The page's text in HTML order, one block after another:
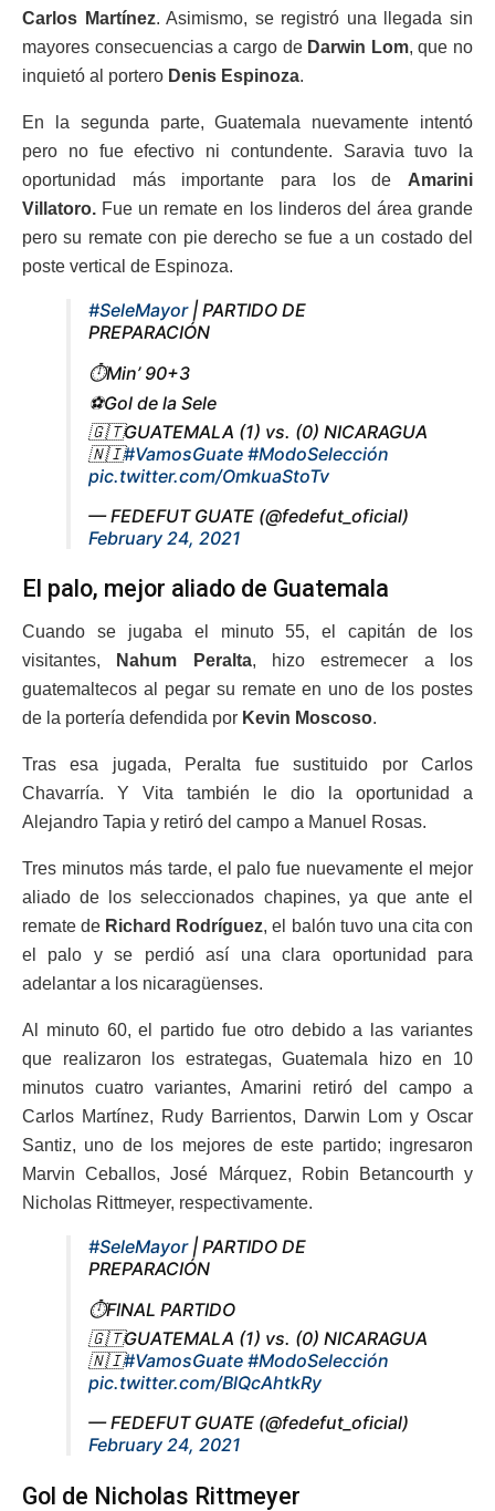
Carlos Martínez. Asimismo, se registró una llegada sin
mayores consecuencias a cargo de Darwin Lom, que no
inquietó al portero Denis Espinoza.
En la segunda parte, Guatemala nuevamente intentó
pero no fue efectivo ni contundente. Saravia tuvo la
oportunidad más importante para los de Amarini
Villatoro. Fue un remate en los linderos del área grande
pero su remate con pie derecho se fue a un costado del
poste vertical de Espinoza.
#SeleMayor| PARTIDO DE
PREPARACIÓN
⏱Min’ 90+3
⚽️Gol de la Sele
🇬🇹GUATEMALA (1) vs. (0) NICARAGUA
🇳🇮#VamosGuate #ModoSelección
pic.twitter.com/OmkuaStoTv
— FEDEFUT GUATE (@fedefut_oficial)
February 24, 2021
El palo, mejor aliado de Guatemala
Cuando se jugaba el minuto 55, el capitán de los
visitantes,
Nahum Peralta, hizo estremecer a los
guatemaltecos al pegar su remate en uno de los postes
de la portería defendida por Kevin Moscoso.
Tras esa jugada, Peralta fue sustituido por Carlos
Chavarría. Y Vita también le dio la oportunidad a
Alejandro Tapia y retiró del campo a Manuel Rosas.
Tres minutos más tarde, el palo fue nuevamente el mejor
aliado de los seleccionados chapines, ya que ante el
remate de Richard Rodríguez, el balón tuvo una cita con
el palo y se perdió así una clara oportunidad para
adelantar a los nicaragüenses.
Al minuto 60, el partido fue otro debido a las variantes
que realizaron los estrategas, Guatemala hizo en 10
minutos cuatro variantes, Amarini retiró del campo a
Carlos Martínez, Rudy Barrientos, Darwin Lom y Oscar
Santiz, uno de los mejores de este partido; ingresaron
Marvin Ceballos, José Márquez, Robin Betancourth y
Nicholas Rittmeyer, respectivamente.
#SeleMayor| PARTIDO DE
PREPARACIÓN
⏱FINAL PARTIDO
🇬🇹GUATEMALA (1) vs. (0) NICARAGUA
🇳🇮#VamosGuate #ModoSelección
pic.twitter.com/BlQcAhtkRy
— FEDEFUT GUATE (@fedefut_oficial)
February 24, 2021
Gol de Nicholas Rittmeyer